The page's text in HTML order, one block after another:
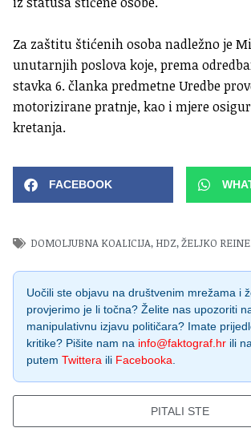
Za zaštitu štićenih osoba nadležno je
unutarnjih poslova koje, prema
stavka 6. članka predmetne Uredbe
motorizirane pratnje, kao i mjere
kretanja.
FACEBOOK
DOMOLJUBNA KOALICIJA, HDZ,ŽELJKO
Uočili ste objavu na društvenim mrežama i
provjerimo je li točna? Želite nas upozoriti
manipulativnu izjavu političara? Imate
kritike? Pišite nam na info@faktograf.hr ili
putem Twittera ili Facebooka.
PITALI STE